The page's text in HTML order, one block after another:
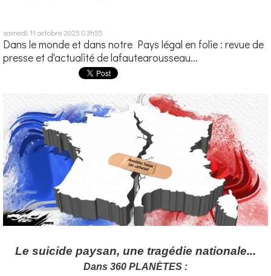
samedi 11 octobre 2025 03h55
Dans le monde et dans notre Pays légal en folie : revue de
presse et d'actualité de lafautearousseau...
Le suicide paysan, une tragédie nationale...
Dans 360 PLANÈTES :